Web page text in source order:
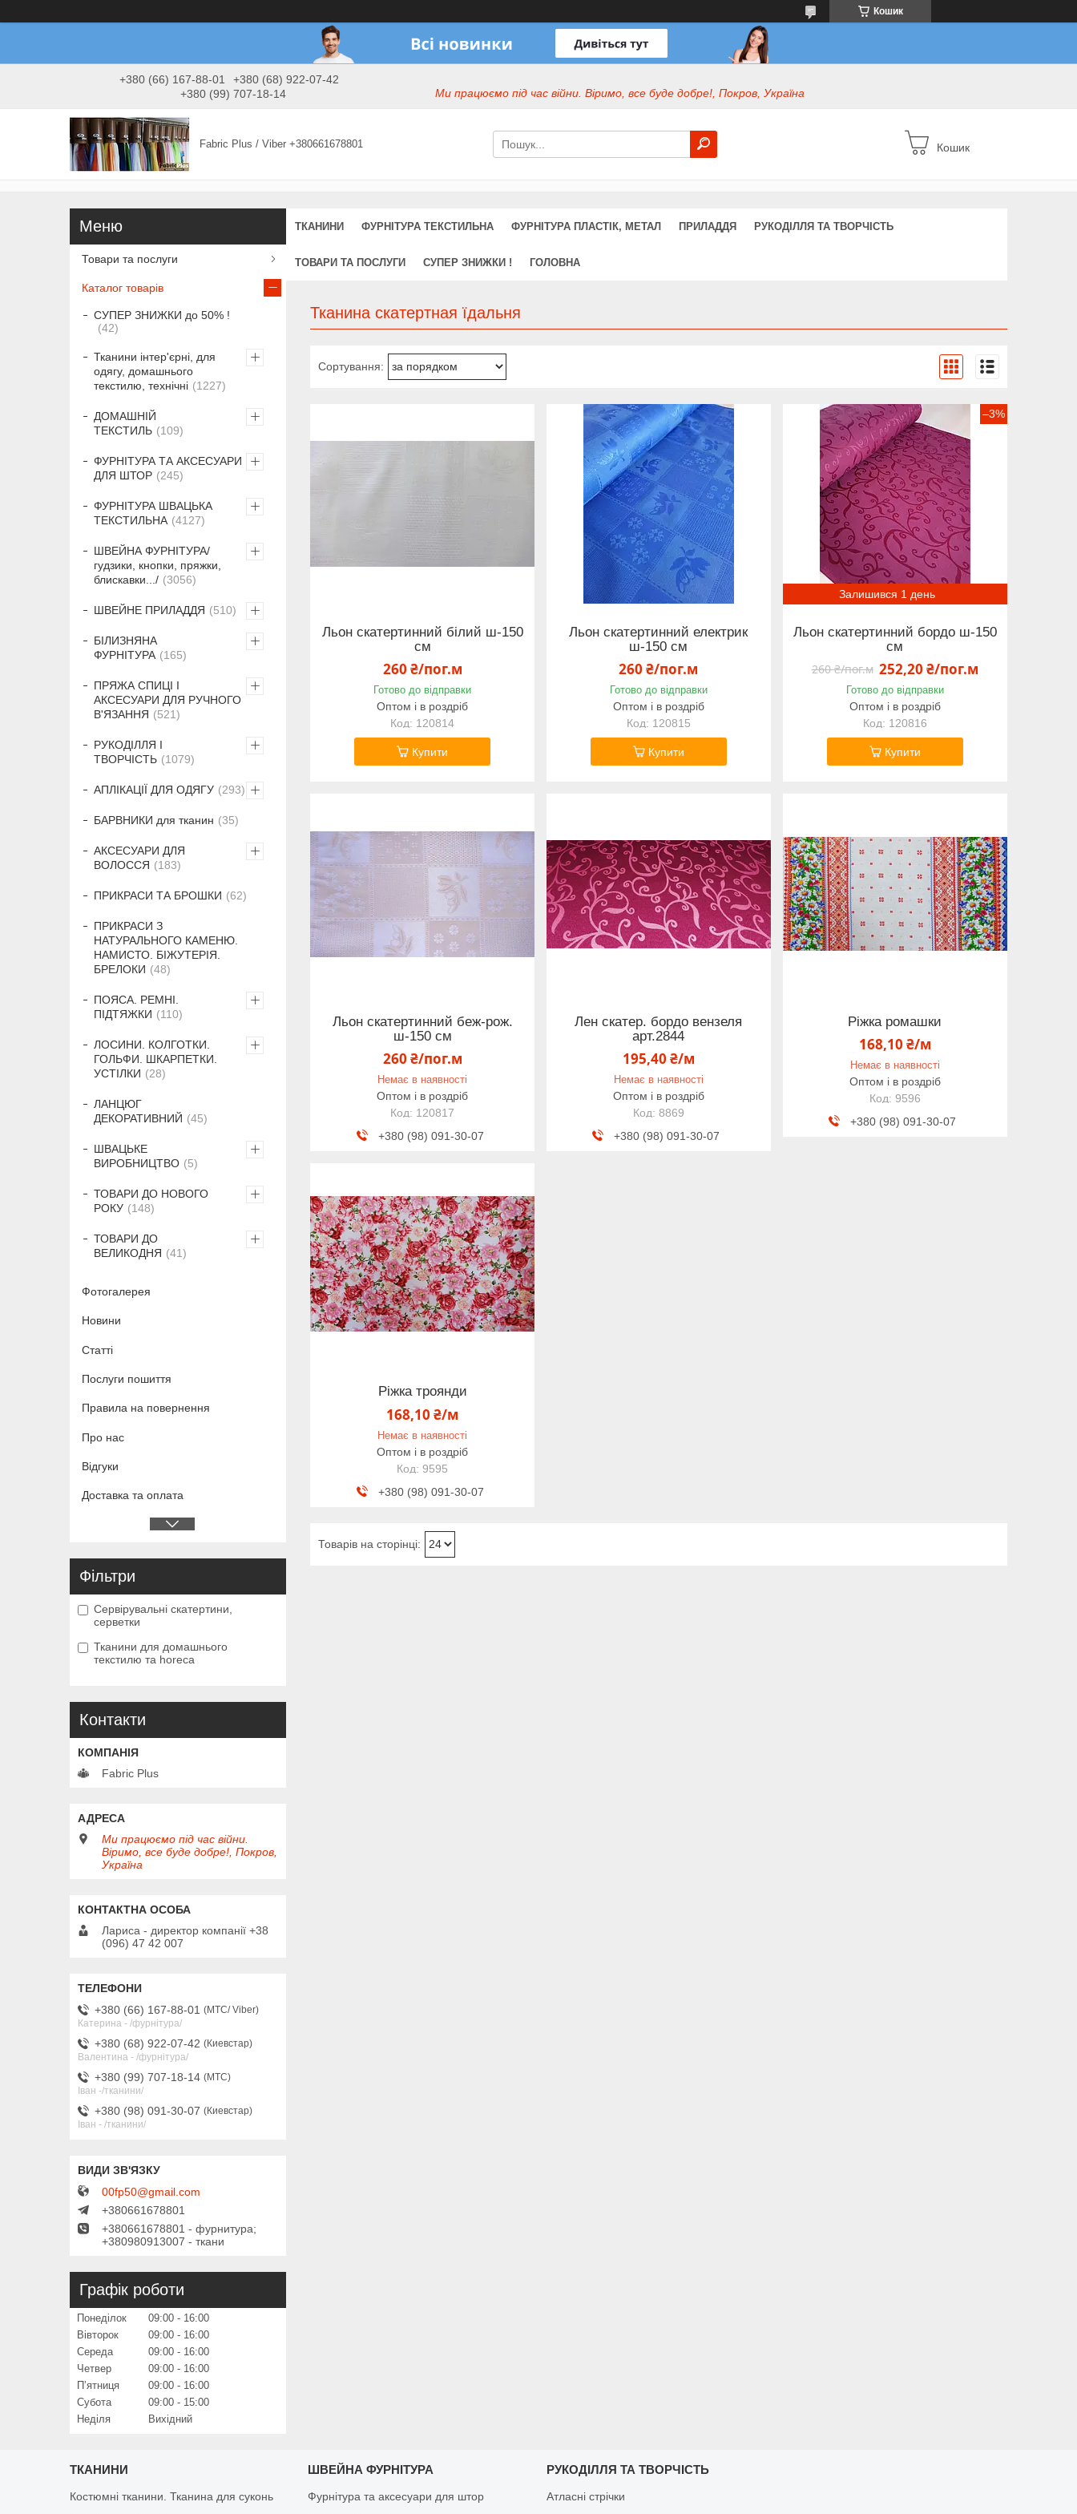
Кошик
+380 (66) 167-88-01
+380 (68) 922-07-42
+380 (99) 707-18-14
Ми працюємо під час війни. Віримо, все буде добре!, Покров, Україна
Fabric Plus / Viber +380661678801 Кошик
ТКАНИНИ ФУРНІТУРА ТЕКСТИЛЬНА ФУРНІТУРА ПЛАСТІК, МЕТАЛ ПРИЛАДДЯ РУКОДІЛЛЯ ТА ТВОРЧІСТЬ
ТОВАРИ ТА ПОСЛУГИ СУПЕР ЗНИЖКИ ! ГОЛОВНА
Тканина скатертная їдальня
Льон скатертинний білий ш-150
см
260 ₴/пог.м
Готово до відправки
Оптом і в роздріб
120814
Купити
Льон скатертинний електрик
ш-150 см
260 ₴/пог.м
Готово до відправки
Оптом і в роздріб
120815
Купити
–3%
Залишився 1 день
Льон скатертинний бордо ш-150
см
260 ₴/пог.м 252,20 ₴/пог.м
Готово до відправки
Оптом і в роздріб
120816
Купити
Льон скатертинний беж-рож.
ш-150 см
260 ₴/пог.м
Немає в наявності
Оптом і в роздріб
120817
+380 (98) 091-30-07
Лен скатер. бордо вензеля
арт.2844
195,40 ₴/м
Немає в наявності
Оптом і в роздріб
8869
+380 (98) 091-30-07
Ріжка ромашки
168,10 ₴/м
Немає в наявності
Оптом і в роздріб
9596
+380 (98) 091-30-07
Ріжка троянди
168,10 ₴/м
Немає в наявності
Оптом і в роздріб
9595
+380 (98) 091-30-07
Товари та послуги
Каталог товарів
СУПЕР ЗНИЖКИ до 50% !
42
Тканини інтер'єрні, для
одягу, домашнього
текстилю, технічні
1227
ДОМАШНІЙ
ТЕКСТИЛЬ
109
ФУРНІТУРА ТА АКСЕСУАРИ
ДЛЯ ШТОР
245
ФУРНІТУРА ШВАЦЬКА
ТЕКСТИЛЬНА
4127
ШВЕЙНА ФУРНІТУРА/
гудзики, кнопки, пряжки,
блискавки.../
3056
ШВЕЙНЕ ПРИЛАДДЯ 510
БІЛИЗНЯНА
ФУРНІТУРА
165
ПРЯЖА СПИЦІ І
АКСЕСУАРИ ДЛЯ РУЧНОГО
В'ЯЗАННЯ
521
РУКОДІЛЛЯ І
ТВОРЧІСТЬ
1079
АПЛІКАЦІЇ ДЛЯ ОДЯГУ 293
БАРВНИКИ для тканин 35
АКСЕСУАРИ ДЛЯ
ВОЛОССЯ
183
ПРИКРАСИ ТА БРОШКИ 62
ПРИКРАСИ З
НАТУРАЛЬНОГО КАМЕНЮ.
НАМИСТО. БІЖУТЕРІЯ.
БРЕЛОКИ
48
ПОЯСА. РЕМНІ.
ПІДТЯЖКИ
110
ЛОСИНИ. КОЛГОТКИ.
ГОЛЬФИ. ШКАРПЕТКИ.
УСТІЛКИ
28
ЛАНЦЮГ
ДЕКОРАТИВНИЙ
45
ШВАЦЬКЕ
ВИРОБНИЦТВО
5
ТОВАРИ ДО НОВОГО
РОКУ
148
ТОВАРИ ДО
ВЕЛИКОДНЯ
41
Фотогалерея
Новини
Статті
Послуги пошиття
Правила на повернення
Про нас
Відгуки
Доставка та оплата
Фільтри
Сервірувальні скатертини,
серветки
Тканини для домашнього
текстилю та horeca
Контакти
Fabric Plus
Ми працюємо під час війни.
Віримо, все буде добре!, Покров,
Україна
Лариса - директор компанії +38
(096) 47 42 007
+380 (66) 167-88-01
МТС/ Viber
Катерина - /фурнітура/
+380 (68) 922-07-42
Киевстар
Валентина - /фурнітура/
+380 (99) 707-18-14
МТС
Іван -/тканини/
+380 (98) 091-30-07
Киевстар
Іван - /тканини/
00fp50@gmail.com
+380661678801
+380661678801 - фурнитура;
+380980913007 - ткани
Графік роботи
Понеділок 09:00
16:00
Вівторок
09:00
16:00
Середа
09:00
16:00
Четвер
09:00
16:00
Пʼятниця
09:00
16:00
Субота
09:00
15:00
Неділя
Вихідний
ТКАНИНИ
Костюмні тканини. Тканина для суконь
ШВЕЙНА ФУРНІТУРА
Фурнітура та аксесуари для штор
РУКОДІЛЛЯ ТА ТВОРЧІСТЬ
Атласні стрічки